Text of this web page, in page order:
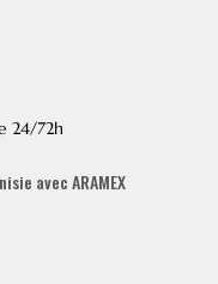
24/72h
avec ARAMEX